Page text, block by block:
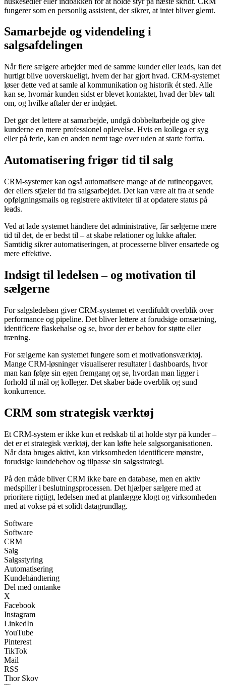
fungerer som en personlig assistent, der sikrer, at intet bliver glemt.
Samarbejde og videndeling i
salgsafdelingen
Når flere sælgere arbejder med de samme kunder eller leads, kan det
hurtigt blive uoverskueligt, hvem der har gjort hvad. CRM-systemet
løser dette ved at samle al kommunikation og historik ét sted. Alle
kan se, hvornår kunden sidst er blevet kontaktet, hvad der blev talt
om, og hvilke aftaler der er indgået.
Det gør det lettere at samarbejde, undgå dobbeltarbejde og give
kunderne en mere professionel oplevelse. Hvis en kollega er syg
eller på ferie, kan en anden nemt tage over uden at starte forfra.
Automatisering frigør tid til salg
CRM-systemer kan også automatisere mange af de rutineopgaver,
der ellers stjæler tid fra salgsarbejdet. Det kan være alt fra at sende
opfølgningsmails og registrere aktiviteter til at opdatere status på
leads.
Ved at lade systemet håndtere det administrative, får sælgerne mere
tid til det, de er bedst til – at skabe relationer og lukke aftaler.
Samtidig sikrer automatiseringen, at processerne bliver ensartede og
mere effektive.
Indsigt til ledelsen – og motivation til
sælgerne
For salgsledelsen giver CRM-systemet et værdifuldt overblik over
performance og pipeline. Det bliver lettere at forudsige omsætning,
identificere flaskehalse og se, hvor der er behov for støtte eller
træning.
For sælgerne kan systemet fungere som et motivationsværktøj.
Mange CRM-løsninger visualiserer resultater i dashboards, hvor
man kan følge sin egen fremgang og se, hvordan man ligger i
forhold til mål og kolleger. Det skaber både overblik og sund
konkurrence.
CRM som strategisk værktøj
Et CRM-system er ikke kun et redskab til at holde styr på kunder –
det er et strategisk værktøj, der kan løfte hele salgsorganisationen.
Når data bruges aktivt, kan virksomheden identificere mønstre,
forudsige kundebehov og tilpasse sin salgsstrategi.
På den måde bliver CRM ikke bare en database, men en aktiv
medspiller i beslutningsprocessen. Det hjælper sælgere med at
prioritere rigtigt, ledelsen med at planlægge klogt og virksomheden
med at vokse på et solidt datagrundlag.
Software
Software
CRM
Salg
Salgsstyring
Automatisering
Kundehåndtering
Del med omtanke
X
Facebook
Instagram
LinkedIn
YouTube
Pinterest
TikTok
Mail
RSS
Thor Skov